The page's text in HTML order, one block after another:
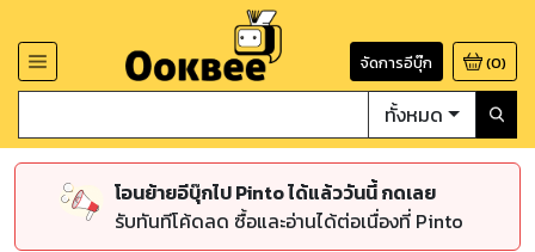
จัดการอีบุ๊ก (0)
ทั้งหมด
โอนย้ายอีบุ๊กไป Pinto ได้แล้ววันนี้ กดเลย
รับทันทีโค้ดลด ซื้อและอ่านได้ต่อเนื่องที่ Pinto